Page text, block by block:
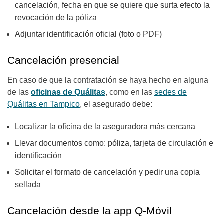
cancelación, fecha en que se quiere que surta efecto la
revocación de la póliza
Adjuntar identificación oficial (foto o PDF)
Cancelación presencial
En caso de que la contratación se haya hecho en alguna
de las oficinas de Quálitas, como en las sedes de
Quálitas en Tampico, el asegurado debe:
Localizar la oficina de la aseguradora más cercana
Llevar documentos como: póliza, tarjeta de circulación e
identificación
Solicitar el formato de cancelación y pedir una copia
sellada
Cancelación desde la app Q-Móvil